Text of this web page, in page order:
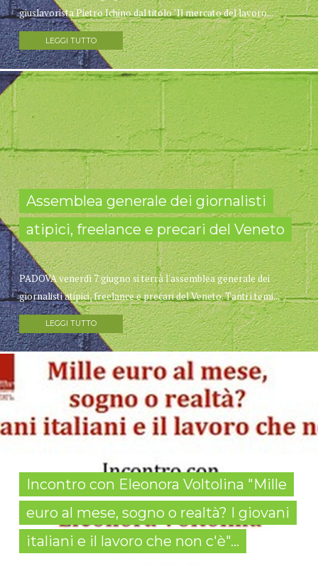
giuslavorista Pietro Ichino dal titolo "Il mercato del lavoro...
LEGGI TUTTO
Assemblea generale dei giornalisti
atipici, freelance e precari del Veneto
PADOVA venerdì 7 giugno si terrà l'assemblea generale dei
giornalisti atipici, freelance e precari del Veneto. Tanti i temi...
LEGGI TUTTO
Incontro con Eleonora Voltolina "Mille
euro al mese, sogno o realtà? I giovani
italiani e il lavoro che non c'è"...